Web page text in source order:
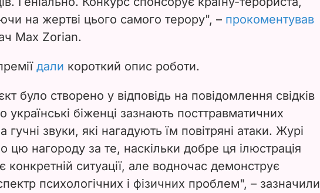
на жертві цього самого терору", – прокоментував
Max Zorian.
дали короткий опис роботи.
було створено у відповідь на повідомлення свідків
українські біженці зазнають посттравматичних
гучні звуки, які нагадують їм повітряні атаки. Журі
цю нагороду за те, наскільки добре ця ілюстрація
конкретній ситуації, але водночас демонструє
психологічних і фізичних проблем", – зазначили